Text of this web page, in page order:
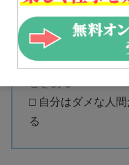
□ 自分を好ましい
□ 私は、自分にあ
□ 自分をもっと尊
□ 自分が役立たず
□ 自分はダメな人
る